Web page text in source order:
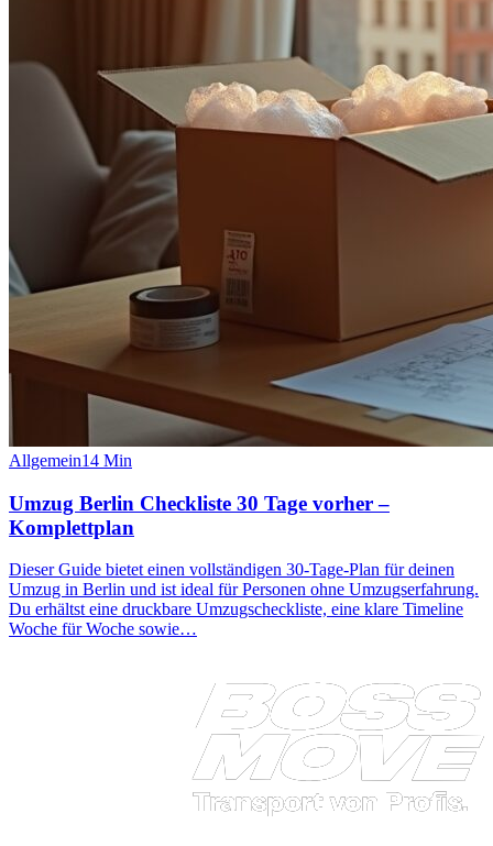
Allgemein14 Min
Umzug Berlin Checkliste 30 Tage vorher –
Komplettplan
Dieser Guide bietet einen vollständigen 30‑Tage‑Plan für deinen
Umzug in Berlin und ist ideal für Personen ohne Umzugserfahrung.
Du erhältst eine druckbare Umzugscheckliste, eine klare Timeline
Woche für Woche sowie…